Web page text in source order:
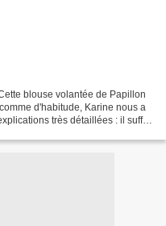
blouse volantée de Papillon
d'habitude, Karine nous a
très détaillées : il suffit